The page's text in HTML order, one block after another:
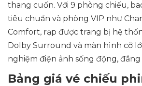
thang cuốn. Với 9 phòng chiếu,
tiêu chuẩn và phòng VIP như
Comfort, rạp được trang bị hệ
Dolby Surround và màn hình cỡ
nghiệm điện ảnh sống động,
Bảng giá vé chiếu